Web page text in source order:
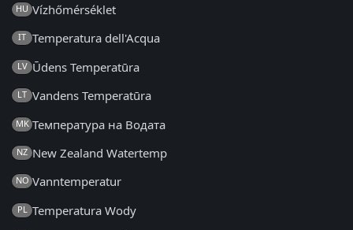
HU Vízhőmérséklet
IT Temperatura dell'Acqua
LV Ūdens Temperatūra
LT Vandens Temperatūra
MK Температура на Водата
NZ New Zealand Watertemp
NO Vanntemperatur
PL Temperatura Wody